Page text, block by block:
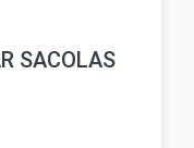
SACOLAS